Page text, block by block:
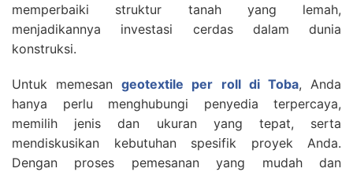
memperbaiki struktur tanah yang lemah,
menjadikannya investasi cerdas dalam dunia
konstruksi.
Untuk memesangeotextile per roll di Toba, Anda
hanya perlu menghubungi penyedia terpercaya,
memilih jenis dan ukuran yang tepat, serta
mendiskusikan kebutuhan spesifik proyek Anda.
Dengan proses pemesanan yang mudah dan